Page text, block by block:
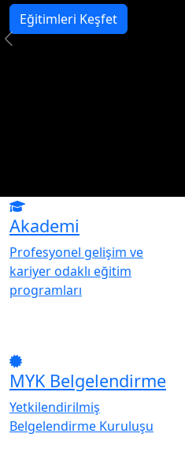
Eğitimleri Keşfet
Akademi
Profesyonel gelişim ve
kariyer odaklı eğitim
programları
MYK Belgelendirme
Yetkilendirilmiş
Belgelendirme Kuruluşu